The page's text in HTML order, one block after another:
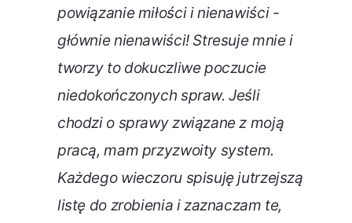
powiązanie miłości i nienawiści -
głównie nienawiści! Stresuje mnie i
tworzy to dokuczliwe poczucie
niedokończonych spraw. Jeśli
chodzi o sprawy związane z moją
pracą, mam przyzwoity system.
Każdego wieczoru spisuję jutrzejszą
listę do zrobienia i zaznaczam te,